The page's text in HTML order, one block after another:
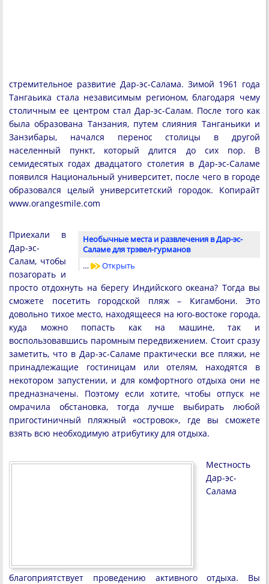
стремительное развитие Дар-эс-Салама. Зимой 1961 года
Тангаьика стала независимым регионом, благодаря чему
столичным ее центром стал Дар-эс-Салам. После того как
была образована Танзания, путем слияния Танганьики и
Занзибары, начался перенос столицы в другой
населенный пункт, который длится до сих пор. В
семидесятых годах двадцатого столетия в Дар-эс-Саламе
появился Национальный университет, после чего в городе
образовался целый университетский городок. Копирайт
www.orangesmile.com
Необычные места и развлечения в Дар-эс-
Саламе для трэвел-гурманов
…
Открыть
Приехали в
Дар-эс-
Салам, чтобы
позагорать и
просто отдохнуть на берегу Индийского океана? Тогда вы
сможете посетить городской пляж – Кигамбони. Это
довольно тихое место, находящееся на юго-востоке города,
куда можно попасть как на машине, так и
воспользовавшись паромным передвижением. Стоит сразу
заметить, что в Дар-эс-Саламе практически все пляжи, не
принадлежащие гостиницам или отелям, находятся в
некотором запустении, и для комфортного отдыха они не
предназначены. Поэтому если хотите, чтобы отпуск не
омрачила обстановка, тогда лучше выбирать любой
пригостиничный пляжный «островок», где вы сможете
взять всю необходимую атрибутику для отдыха.
Местность
Дар-эс-
Салама
благоприятствует проведению активного отдыха. Вы